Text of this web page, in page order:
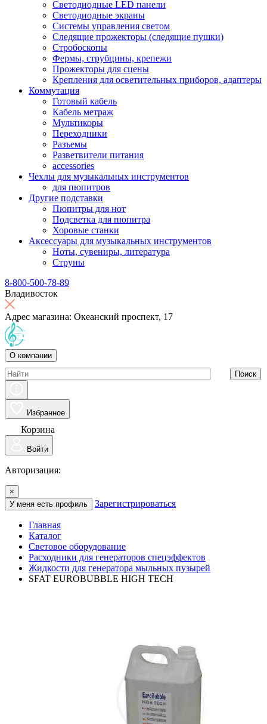
Светодиодные LED панели
Светодиодные экраны
Системы управления светом
Следящие прожекторы (следящие пушки)
Стробоскопы
Фермы, струбцины, крепежи
Прожекторы для сцены
Крепления для осветительных приборов, адаптеры
Коммутация
Готовый кабель
Кабель метраж
Мультикоры
Переходники
Разъемы
Разветвители питания
accessories
Чехлы для музыкальных инструментов
для пюпитров
Другие подставки
Пюпитры для нот
Подсветка для пюпитра
Хоровые станки
Аксессуары для музыкальных инструментов
Ноты, сувениры, литература
Струны
8-800-500-78-89
Владивосток
Адрес магазина: Океанский проспект, 17
О компании
Поиск
Избранное
Корзина
Войти
Авторизация:
×
У меня есть профиль
Зарегистрироваться
Главная
Каталог
Световое оборудование
Расходники для генераторов спецэффектов
Жидкости для генератора мыльных пузырей
SFAT EUROBUBBLE HIGH TECH